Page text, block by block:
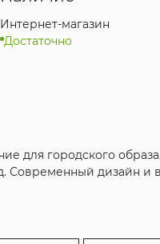
Интернет-магазин
Достаточно
для городского
Современный дизайн и